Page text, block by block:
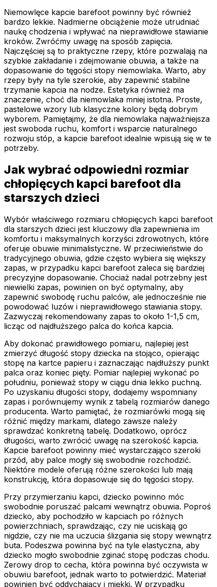
Niemowlęce kapcie barefoot powinny być również
bardzo lekkie. Nadmierne obciążenie może utrudniać
naukę chodzenia i wpływać na nieprawidłowe stawianie
kroków. Zwróćmy uwagę na sposób zapięcia.
Najczęściej są to praktyczne rzepy, które pozwalają na
szybkie zakładanie i zdejmowanie obuwia, a także na
dopasowanie do tęgości stopy niemowlaka. Warto, aby
rzepy były na tyle szerokie, aby zapewnić stabilne
trzymanie kapcia na nodze. Estetyka również ma
znaczenie, choć dla niemowlaka mniej istotna. Proste,
pastelowe wzory lub klasyczne kolory będą dobrym
wyborem. Pamiętajmy, że dla niemowlaka najważniejsza
jest swoboda ruchu, komfort i wsparcie naturalnego
rozwoju stóp, a kapcie barefoot idealnie wpisują się w te
potrzeby.
Jak wybrać odpowiedni rozmiar
chłopięcych kapci barefoot dla
starszych dzieci
Wybór właściwego rozmiaru chłopięcych kapci barefoot
dla starszych dzieci jest kluczowy dla zapewnienia im
komfortu i maksymalnych korzyści zdrowotnych, które
oferuje obuwie minimalistyczne. W przeciwieństwie do
tradycyjnego obuwia, gdzie często wybiera się większy
zapas, w przypadku kapci barefoot zaleca się bardziej
precyzyjne dopasowanie. Chociaż nadal potrzebny jest
niewielki zapas, powinien on być optymalny, aby
zapewnić swobodę ruchu palców, ale jednocześnie nie
powodować luzów i nieprawidłowego stawiania stopy.
Zazwyczaj rekomendowany zapas to około 1-1,5 cm,
licząc od najdłuższego palca do końca kapcia.
Aby dokonać prawidłowego pomiaru, najlepiej jest
zmierzyć długość stopy dziecka na stojąco, opierając
stopę na kartce papieru i zaznaczając najdłuższy punkt
palca oraz koniec pięty. Pomiar najlepiej wykonać po
południu, ponieważ stopy w ciągu dnia lekko puchną.
Po uzyskaniu długości stopy, dodajemy wspomniany
zapas i porównujemy wynik z tabelą rozmiarów danego
producenta. Warto pamiętać, że rozmiarówki mogą się
różnić między markami, dlatego zawsze należy
sprawdzać konkretną tabelę. Dodatkowo, oprócz
długości, warto zwrócić uwagę na szerokość kapcia.
Kapcie barefoot powinny mieć wystarczająco szeroki
przód, aby palce mogły się swobodnie rozchodzić.
Niektóre modele oferują różne szerokości lub mają
konstrukcję, która dopasowuje się do tęgości stopy.
Przy przymierzaniu kapci, dziecko powinno móc
swobodnie poruszać palcami wewnątrz obuwia. Poproś
dziecko, aby pochodziło w kapciach po różnych
powierzchniach, sprawdzając, czy nie uciskają go
nigdzie, czy nie ma uczucia ślizgania się stopy wewnątrz
buta. Podeszwa powinna być na tyle elastyczna, aby
dziecko mogło swobodnie zginać stopę podczas chodu.
Zerowy drop to cecha, która powinna być oczywista w
obuwiu barefoot, jednak warto to potwierdzić. Materiał
powinien być oddychający i miękki. W przypadku